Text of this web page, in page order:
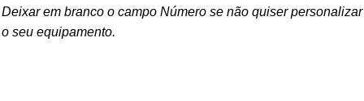
Deixar em branco o campo Número se não quiser personalizar
o seu equipamento.